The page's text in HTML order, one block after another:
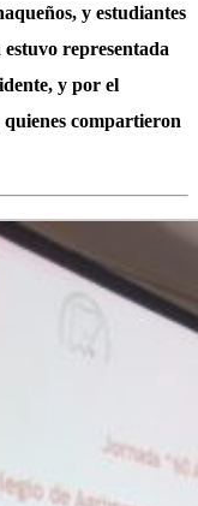
y estudiantes
representada
y por el
compartieron